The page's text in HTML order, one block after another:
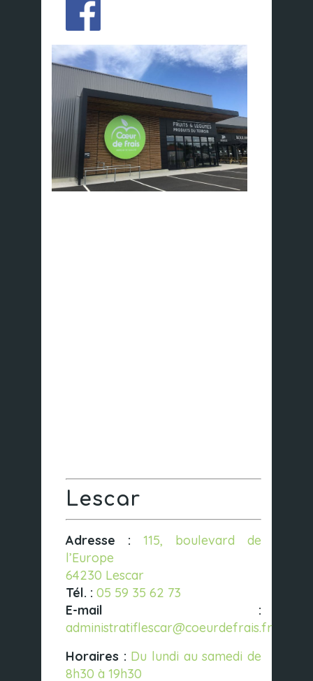
Lescar
Adresse :
115, boulevard de
l’Europe
64230 Lescar
Tél. : 05 59 35 62 73
E-mail :
administratiflescar@coeurdefrais.fr
Horaires : Du lundi au samedi de
8h30 à 19h30